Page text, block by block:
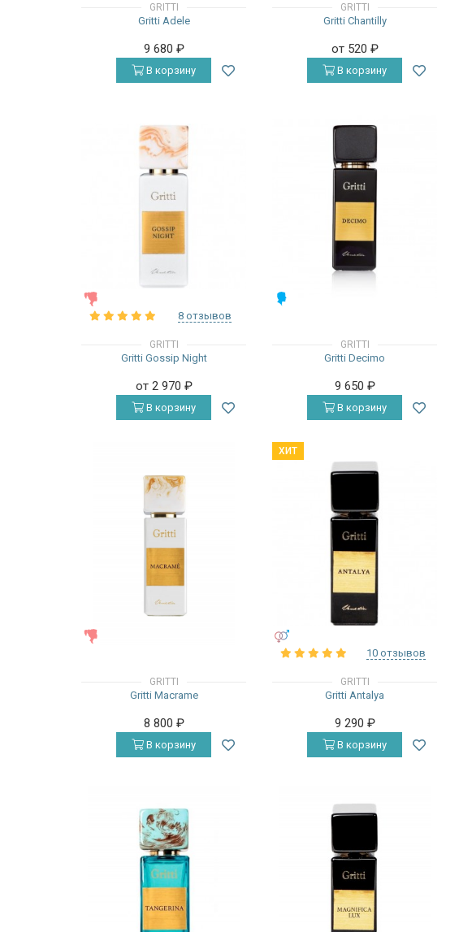
GRITTI
Gritti Adele
9 680 ₽
В корзину
GRITTI
Gritti Chantilly
от 520 ₽
В корзину
8 отзывов
GRITTI
Gritti Gossip Night
от 2 970 ₽
В корзину
GRITTI
Gritti Decimo
9 650 ₽
В корзину
GRITTI
Gritti Macrame
8 800 ₽
В корзину
ХИТ
10 отзывов
GRITTI
Gritti Antalya
9 290 ₽
В корзину